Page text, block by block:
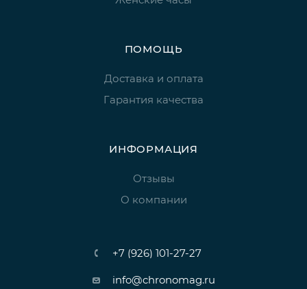
ПОМОЩЬ
Доставка и оплата
Гарантия качества
ИНФОРМАЦИЯ
Отзывы
О компании
+7 (926) 101-27-27
info@chronomag.ru